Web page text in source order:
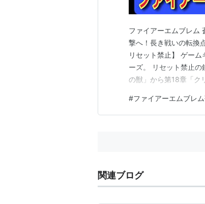
ファイアーエムブレム
撃へ！長き戦いの転換
リセット禁止】 ゲー
ーズ。 リセット禁止
の獣」から第18章「ク
す。 失敗が許されない
の動画 【#15】第15章
#ファイアーエムブレ
関連ブログ